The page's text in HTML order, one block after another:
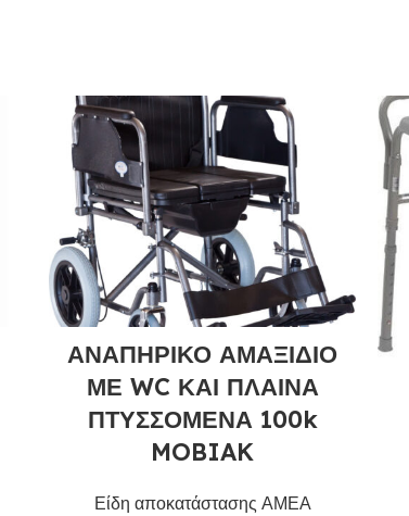
ΑΝΑΠΗΡΙΚΟ ΑΜΑΞΙΔΙΟ
ΜΕ WC ΚΑΙ ΠΛΑΙΝΑ
ΠΤΥΣΣΟΜΕΝΑ 100k
MOBIAK
Είδη αποκατάστασης ΑΜΕΑ